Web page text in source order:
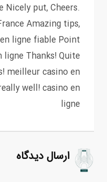
Nicely put, Cheers.
Amazing tips,
ligne fiable Point
ligne Thanks! Quite
meilleur casino en
well! casino en
ligne
ارسال دیدگاه